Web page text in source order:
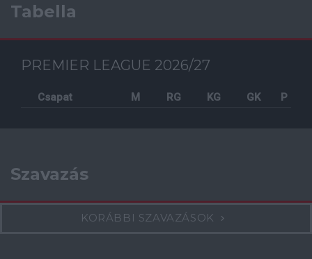
Tabella
PREMIER LEAGUE 2026/27
Csapat M RG KG GK P
Szavazás
KORÁBBI SZAVAZÁSOK